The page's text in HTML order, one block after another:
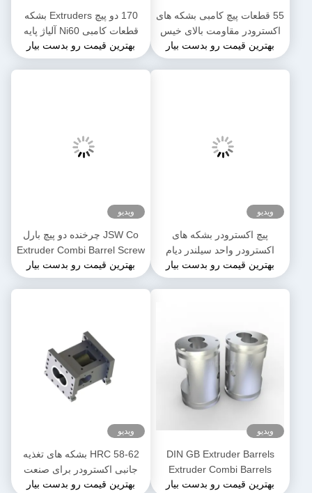
55 قطعات پیچ کامبی بشکه های
اکسترودر مقاومت بالای خیس
کننده پایدار برای صنعت مواد
غذایی
بهترین قیمت رو بدست بیار
170 دو پیچ Extruders بشکه
قطعات کامبی Ni60 آلیاژ پایه
نیکل قدرت بالا
بهترین قیمت رو بدست بیار
ویدیو
پیچ اکسترودر بشکه های
اکسترودر واحد سیلندر دیام
50mm تا 300mm طول
3500mm
بهترین قیمت رو بدست بیار
ویدیو
JSW Co چرخنده دو پیچ بارل
Extruder Combi Barrel Screw
Segments برای محصولات
PPE
بهترین قیمت رو بدست بیار
ویدیو
DIN GB Extruder Barrels
Extruder Combi Barrels
Extrusion برای اکستروژن دو
بهترین قیمت رو بدست بیار
ویدیو
HRC 58-62 بشکه های تغذیه
جانبی اکسترودر برای صنعت
مواد غذایی و مواد غذایی
بهترین قیمت رو بدست بیار